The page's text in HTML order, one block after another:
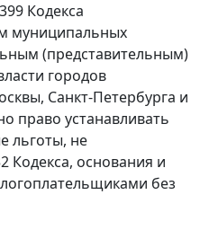
Кодекса
муниципальных
(представительным)
городов
Санкт-Петербурга и
право устанавливать
льготы, не
Кодекса, основания и
без